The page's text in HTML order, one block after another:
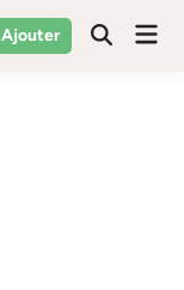
Ajouter